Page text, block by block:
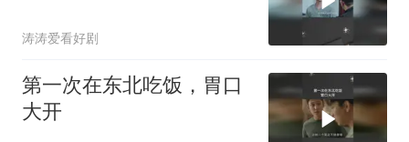
涛涛爱看好剧
第一次在东北吃饭，胃口
大开